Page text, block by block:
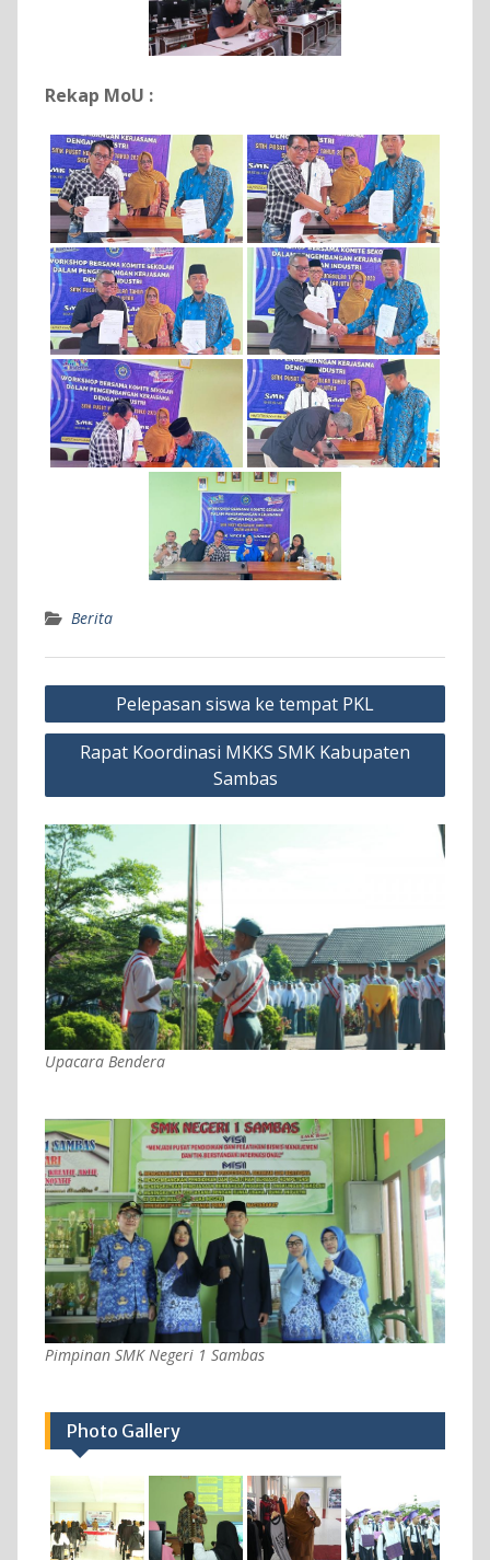
Rekap MoU :
Berita
Navigasi
pos
Pelepasan siswa ke tempat PKL
Rapat Koordinasi MKKS SMK Kabupaten
Sambas
Upacara Bendera
Pimpinan SMK Negeri 1 Sambas
Photo Gallery